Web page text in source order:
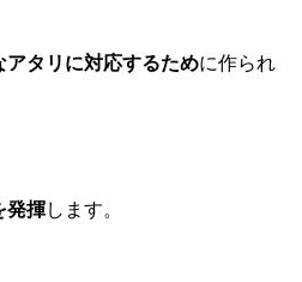
アタリに対応するために作られ
発揮します。